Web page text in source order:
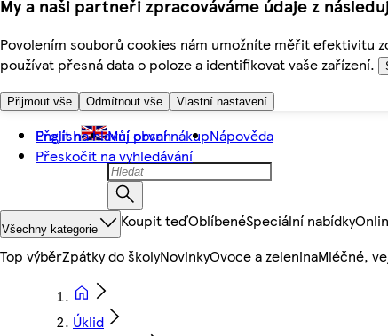
My a naši partneři zpracováváme údaje z
Povolením souborů cookies nám umožníte měřit efektivitu
používat přesná data o poloze a identifikovat vaše zařízení.
Přijmout vše Odmítnout vše Vlastní nastavení
Přejít na hlavní obsah
Přeskočit na vyhledávání
English Můj první nákupNápověda
Všechny kategorie Koupit teďOblíbenéSpeciální nabídky
Top výběrZpátky do školyNovinkyOvoce a zeleninaMléčné,
Úklid